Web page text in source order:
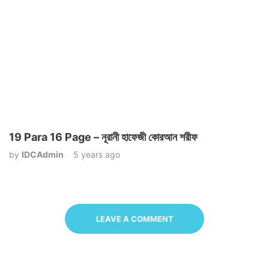
19 Para 16 Page – নূরানী হাফেজী কোরআন শরীফ
by IDCAdmin 5 years ago
LEAVE A COMMENT